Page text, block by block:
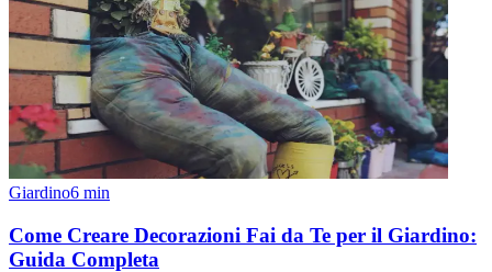
Giardino6 min
Come Creare Decorazioni Fai da Te per il Giardino:
Guida Completa